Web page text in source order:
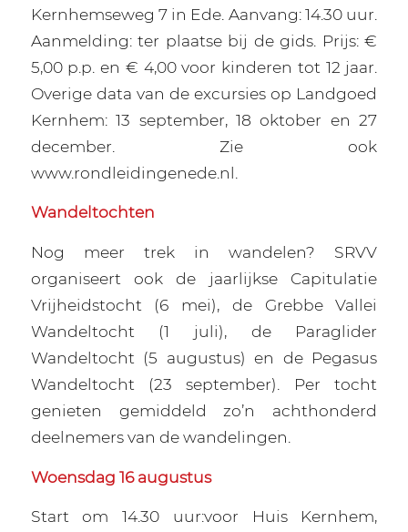
Kernhemseweg 7 in Ede. Aanvang: 14.30 uur.
Aanmelding: ter plaatse bij de gids. Prijs: €
5,00 p.p. en € 4,00 voor kinderen tot 12 jaar.
Overige data van de excursies op Landgoed
Kernhem: 13 september, 18 oktober en 27
december. Zie ook
www.rondleidingenede.nl.
Wandeltochten
Nog meer trek in wandelen? SRVV
organiseert ook de jaarlijkse Capitulatie
Vrijheidstocht (6 mei), de Grebbe Vallei
Wandeltocht (1 juli), de Paraglider
Wandeltocht (5 augustus) en de Pegasus
Wandeltocht (23 september). Per tocht
genieten gemiddeld zo’n achthonderd
deelnemers van de wandelingen.
Woensdag 16 augustus
Start om 14.30 uur:voor Huis Kernhem,